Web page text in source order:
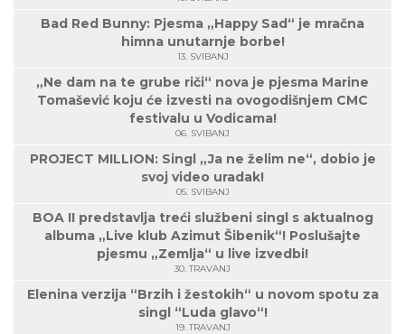
Bad Red Bunny: Pjesma „Happy Sad“ je mračna
himna unutarnje borbe!
13. SVIBANJ
„Ne dam na te grube riči“ nova je pjesma Marine
Tomašević koju će izvesti na ovogodišnjem CMC
festivalu u Vodicama!
06. SVIBANJ
PROJECT MILLION: Singl „Ja ne želim ne“, dobio je
svoj video uradak!
05. SVIBANJ
BOA II predstavlja treći službeni singl s aktualnog
albuma „Live klub Azimut Šibenik“! Poslušajte
pjesmu „Zemlja“ u live izvedbi!
30. TRAVANJ
Elenina verzija “Brzih i žestokih“ u novom spotu za
singl “Luda glavo“!
19. TRAVANJ